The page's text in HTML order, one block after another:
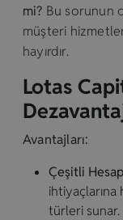
mi? Bu sorunun
müşteri
hayırdır.
Lotas
Avantajları:
Çeşitli
türleri sunar.